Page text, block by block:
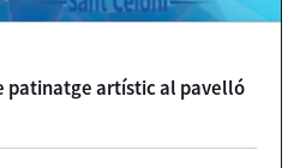
patinatge artístic al pavelló